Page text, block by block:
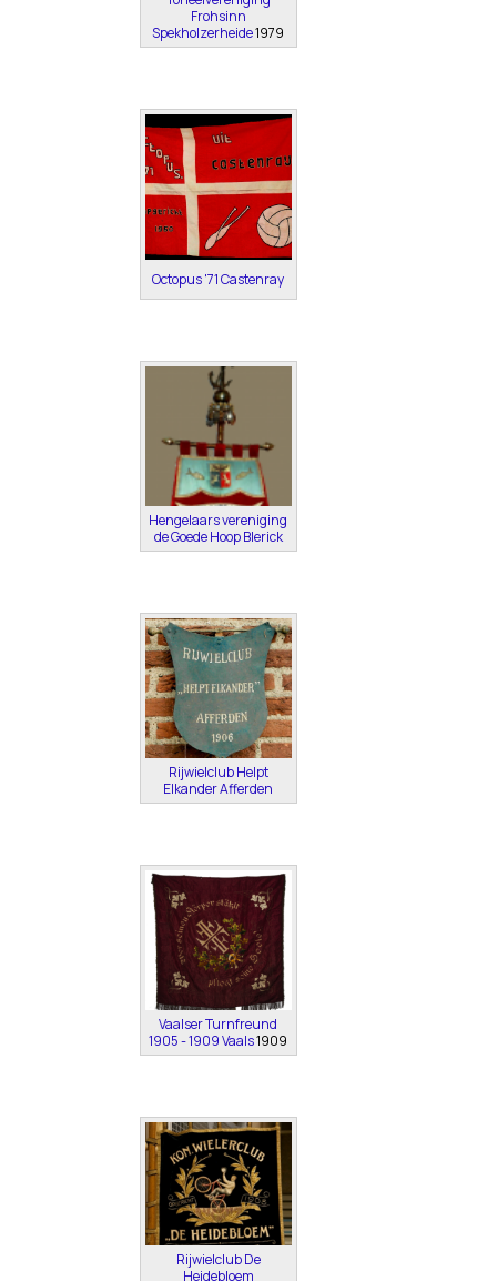
Frohsinn
Spekholzerheide1979
Octopus '71 Castenray
Hengelaars vereniging
de Goede Hoop Blerick
Rijwielclub Helpt
Elkander Afferden
Vaalser Turnfreund
1905 - 1909 Vaals1909
Rijwielclub De
Heidebloem